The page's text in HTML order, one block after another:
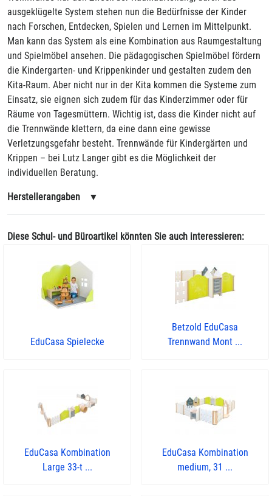
ausgeklügelte System stehen nun die Bedürfnisse der Kinder
nach Forschen, Entdecken, Spielen und Lernen im Mittelpunkt.
Man kann das System als eine Kombination aus Raumgestaltung
und Spielmöbel ansehen. Die pädagogischen Spielmöbel fördern
die Kindergarten- und Krippenkinder und gestalten zudem den
Kita-Raum. Aber nicht nur in der Kita kommen die Systeme zum
Einsatz, sie eignen sich zudem für das Kinderzimmer oder für
Räume von Tagesmüttern. Wichtig ist, dass die Kinder nicht auf
die Trennwände klettern, da eine dann eine gewisse
Verletzungsgefahr besteht. Trennwände für Kindergärten und
Krippen – bei Lutz Langer gibt es die Möglichkeit der
individuellen Beratung.
Herstellerangaben ▼
Diese Schul- und Büroartikel könnten Sie auch interessieren:
EduCasa Spielecke
Betzold EduCasa
Trennwand Mont ...
EduCasa Kombination
Large 33-t ...
EduCasa Kombination
medium, 31 ...